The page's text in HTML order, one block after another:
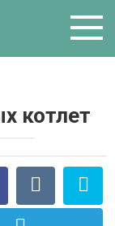
котлет